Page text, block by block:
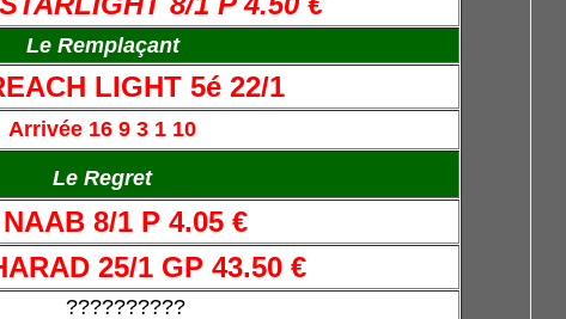
Le Remplaçant
LIGHT 5é 22/1
Arrivée 16 9 3 1 10
Le Regret
NAAB 8/1 P 4.05 €
25/1 GP 43.50 €
??????????